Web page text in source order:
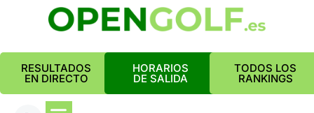
RESULTADOS
EN DIRECTO
HORARIOS
DE SALIDA
TODOS LOS
RANKINGS